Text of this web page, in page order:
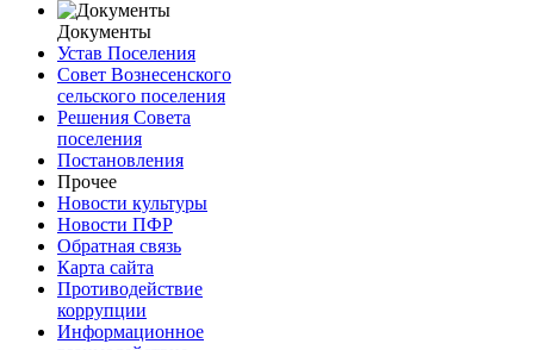
Документы
Устав Поселения
Совет Вознесенского
сельского поселения
Решения Совета
поселения
Постановления
Прочее
Новости культуры
Новости ПФР
Обратная связь
Карта сайта
Противодействие
коррупции
Информационное